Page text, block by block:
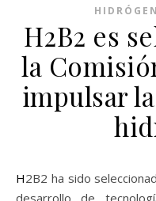
H2B2 es
la
impulsar
H2B2 ha sido seleccionada para impulsar la investigación y
desarrollo de